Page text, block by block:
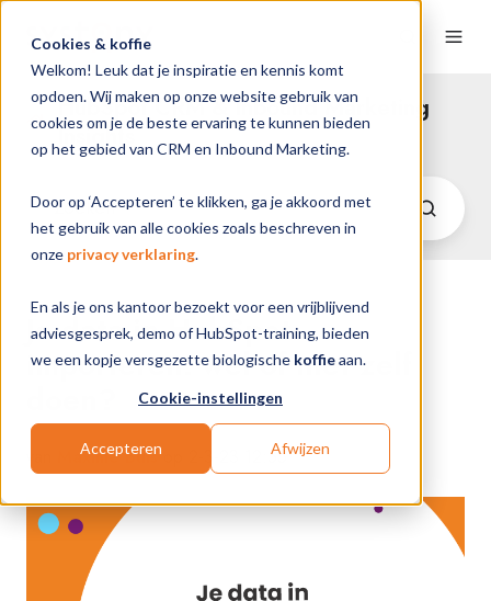
Cookies & koffie
Welkom! Leuk dat je inspiratie en kennis komt
opdoen. Wij maken op onze website gebruik van
cookies om je de beste ervaring te kunnen bieden
op het gebied van CRM en Inbound Marketing.
Door op ‘Accepteren’ te klikken, ga je akkoord met
het gebruik van alle cookies zoals beschreven in
onze privacy verklaring.
En als je ons kantoor bezoekt voor een vrijblijvend
adviesgesprek, demo of HubSpot-training, bieden
we een kopje versgezette biologische koffieaan.
Cookie-instellingen
Accepteren Afwijzen
HubSpot CRM & Inbound Marketing
Insights
Je data in HubSpot
importeren: wel of niet zelf
Maxime Buisop 2-3-23 12:55